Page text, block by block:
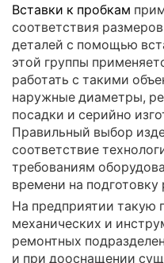
Вставки к пробкам
соответствия
деталей с помощью
этой группы
работать с такими
наружные диаметры,
посадки и серийно
Правильный выбор
соответствие
требованиям
времени на подготовку
На предприятии такую
механических и
ремонтных
и при дооснащении